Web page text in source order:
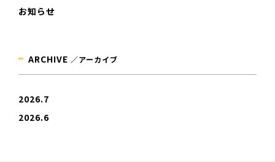
お知らせ
ARCHIVE ／アーカイブ
2026.7
2026.6